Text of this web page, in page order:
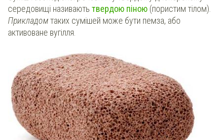
середовищі називають твердою піною (пористим тілом).
Прикладомтаких сумішей може бути пемза, або
активоване вугілля.